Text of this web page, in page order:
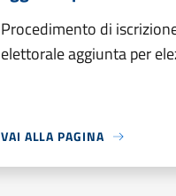
Procedimento di
elettorale aggiunta per
VAI ALLA PAGINA